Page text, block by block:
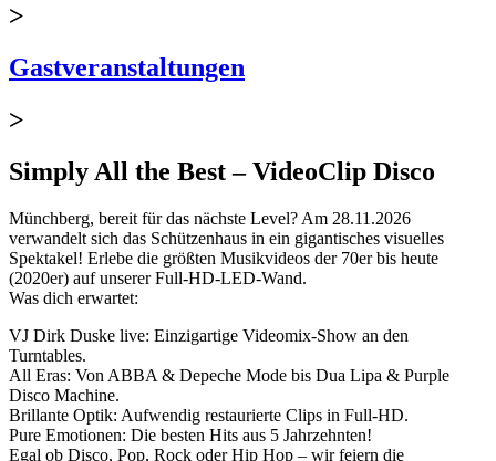
>
Gastveranstaltungen
>
Simply All the Best – VideoClip Disco
Münchberg, bereit für das nächste Level? Am 28.11.2026
verwandelt sich das Schützenhaus in ein gigantisches visuelles
Spektakel! Erlebe die größten Musikvideos der 70er bis heute
(2020er) auf unserer Full-HD-LED-Wand.
Was dich erwartet:
VJ Dirk Duske live: Einzigartige Videomix-Show an den
Turntables.
All Eras: Von ABBA & Depeche Mode bis Dua Lipa & Purple
Disco Machine.
Brillante Optik: Aufwendig restaurierte Clips in Full-HD.
Pure Emotionen: Die besten Hits aus 5 Jahrzehnten!
Egal ob Disco, Pop, Rock oder Hip Hop – wir feiern die